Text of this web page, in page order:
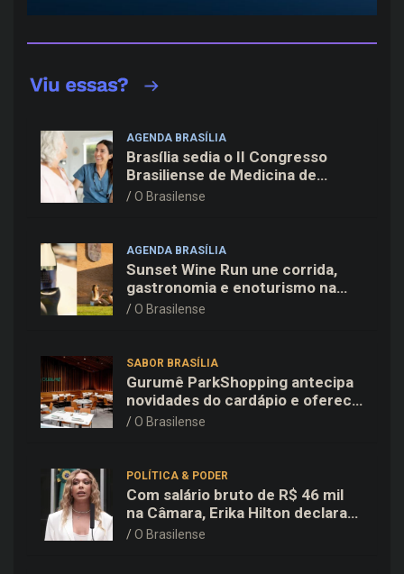
AGENDA BRASÍLIA
Brasília sedia o II Congresso
Brasiliense de Medicina de
Família e Comunidade na Fiocruz
O Brasilense
AGENDA BRASÍLIA
Sunset Wine Run une corrida,
gastronomia e enoturismo na
Vinícola Brasília
O Brasilense
SABOR BRASÍLIA
Gurumê ParkShopping antecipa
novidades do cardápio e oferece
25% de desconto no delivery
O Brasilense
POLÍTICA & PODER
Com salário bruto de R$ 46 mil
na Câmara, Erika Hilton declara
patrimônio de R$ 15,9 mil ao TSE
O Brasilense